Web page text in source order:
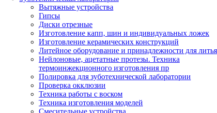
Вытяжные устройства
Гипсы
Диски отрезные
Изготовление капп, шин и индивидуальных ложек
Изготовление керамических конструкций
Литейное оборудование и принадлежности для литья
Нейлоновые, ацетатные протезы. Техника
термоинжекционного изготовления пр
Полировка для зуботехнической лаборатории
Проверка окклюзии
Техника работы с воском
Техника изготовления моделей
Смесительные устройства